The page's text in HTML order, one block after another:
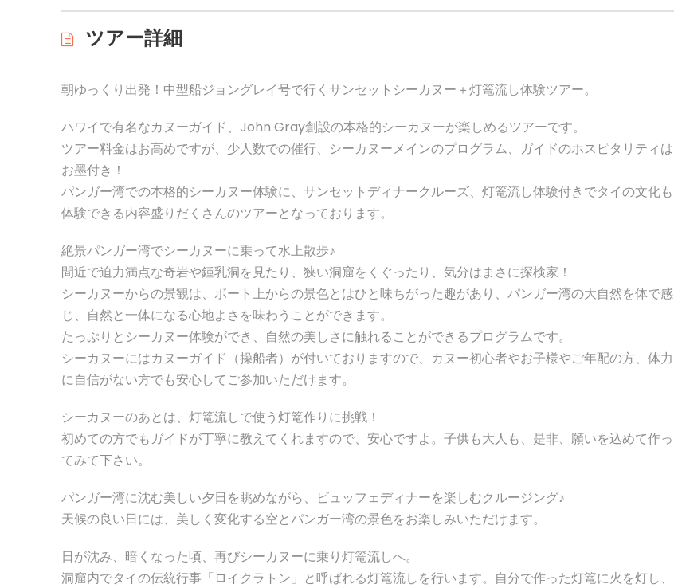
ツアー詳細
朝ゆっくり出発！中型船ジョングレイ号で行くサンセットシーカヌー＋灯篭流し体験ツアー。
ハワイで有名なカヌーガイド、John Gray創設の本格的シーカヌーが楽しめるツアーです。
ツアー料金はお高めですが、少人数での催行、シーカヌーメインのプログラム、ガイドのホスピタリティは
お墨付き！
パンガー湾での本格的シーカヌー体験に、サンセットディナークルーズ、灯篭流し体験付きでタイの文化も
体験できる内容盛りだくさんのツアーとなっております。
絶景パンガー湾でシーカヌーに乗って水上散歩♪
間近で迫力満点な奇岩や鍾乳洞を見たり、狭い洞窟をくぐったり、気分はまさに探検家！
シーカヌーからの景観は、ボート上からの景色とはひと味ちがった趣があり、パンガー湾の大自然を体で感
じ、自然と一体になる心地よさを味わうことができます。
たっぷりとシーカヌー体験ができ、自然の美しさに触れることができるプログラムです。
シーカヌーにはカヌーガイド（操船者）が付いておりますので、カヌー初心者やお子様やご年配の方、体力
に自信がない方でも安心してご参加いただけます。
シーカヌーのあとは、灯篭流しで使う灯篭作りに挑戦！
初めての方でもガイドが丁寧に教えてくれますので、安心ですよ。子供も大人も、是非、願いを込めて作っ
てみて下さい。
パンガー湾に沈む美しい夕日を眺めながら、ビュッフェディナーを楽しむクルージング♪
天候の良い日には、美しく変化する空とパンガー湾の景色をお楽しみいただけます。
日が沈み、暗くなった頃、再びシーカヌーに乗り灯篭流しへ。
洞窟内でタイの伝統行事「ロイクラトン」と呼ばれる灯篭流しを行います。自分で作った灯篭に火を灯し、